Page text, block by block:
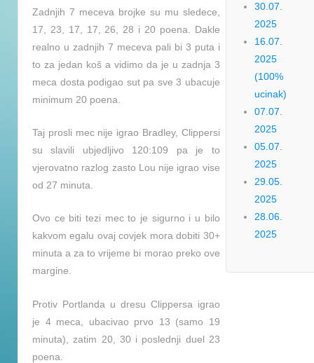
Zadnjih 7 meceva brojke su mu sledece,
17, 23, 17, 17, 26, 28 i 20 poena. Dakle
realno u zadnjih 7 meceva pali bi 3 puta i
to za jedan koš a vidimo da je u zadnja 3
meca dosta podigao sut pa sve 3 ubacuje
minimum 20 poena.
Taj prosli mec nije igrao Bradley, Clippersi
su slavili ubjedljivo 120:109 pa je to
vjerovatno razlog zasto Lou nije igrao vise
od 27 minuta.
Ovo ce biti tezi mec to je sigurno i u bilo
kakvom egalu ovaj covjek mora dobiti 30+
minuta a za to vrijeme bi morao preko ove
margine.
Protiv Portlanda u dresu Clippersa igrao
je 4 meca, ubacivao prvo 13 (samo 19
minuta), zatim 20, 30 i poslednji duel 23
poena.
30.07.
2025
16.07.
2025
(100%
ucinak)
07.07.
2025
05.07.
2025
29.05.
2025
28.06.
2025